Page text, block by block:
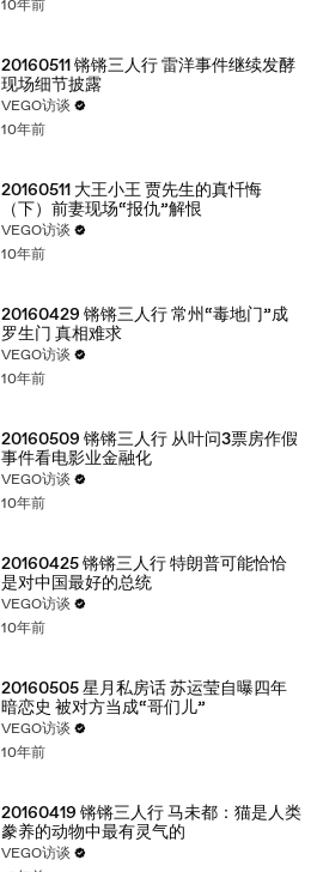
10年前
20160511 锵锵三人行 雷洋事件继续发酵
现场细节披露
VEGO访谈
10年前
20160511 大王小王 贾先生的真忏悔
（下）前妻现场“报仇”解恨
VEGO访谈
10年前
20160429 锵锵三人行 常州“毒地门”成
罗生门 真相难求
VEGO访谈
10年前
20160509 锵锵三人行 从叶问3票房作假
事件看电影业金融化
VEGO访谈
10年前
20160425 锵锵三人行 特朗普可能恰恰
是对中国最好的总统
VEGO访谈
10年前
20160505 星月私房话 苏运莹自曝四年
暗恋史 被对方当成“哥们儿”
VEGO访谈
10年前
20160419 锵锵三人行 马未都：猫是人类
豢养的动物中最有灵气的
VEGO访谈